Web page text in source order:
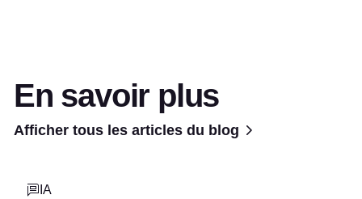
En savoir plus
Afficher tous les articles du blog
IA